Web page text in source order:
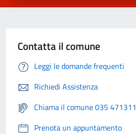
Contatta il comune
Leggi le domande frequenti
Richiedi Assistenza
Chiama il comune 035 471311
Prenota un appuntamento